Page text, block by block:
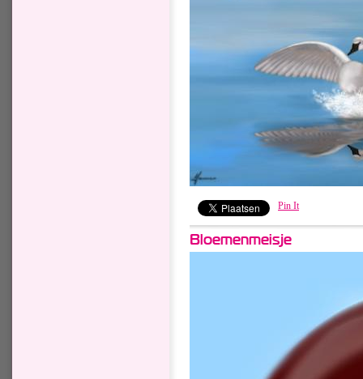
Pin It
Bloemenmeisje